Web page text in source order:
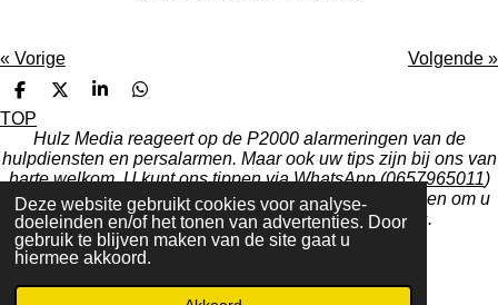
Deze website gebruikt cookies voor analyse-
doeleinden en/of het tonen van advertenties. Door
gebruik te blijven maken van de site gaat u
hiermee akkoord.
« Vorige Volgende »
D
e
l
e
n
D
e
l
S
a
r
e
D
l
e
n
TOP
Hulz Media reageert op de P2000 alarmeringen van de
hulpdiensten en persalarmen. Maar ook uw tips zijn bij ons van
harte welkom. U kunt ons tippen via WhatsApp (0657965011)
of via onzesocial mediakanalen. Uw tip kan ons helpen om u
en anderen te voorzien van het laatste nieuws.
KVK: 93463413
BTW: NL005021657B79